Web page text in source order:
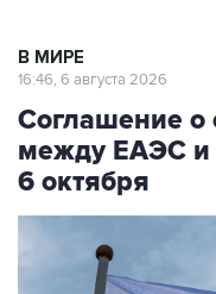
В МИРЕ
16:46, 6 августа 2026
Соглашение о
между ЕАЭС и
6 октября